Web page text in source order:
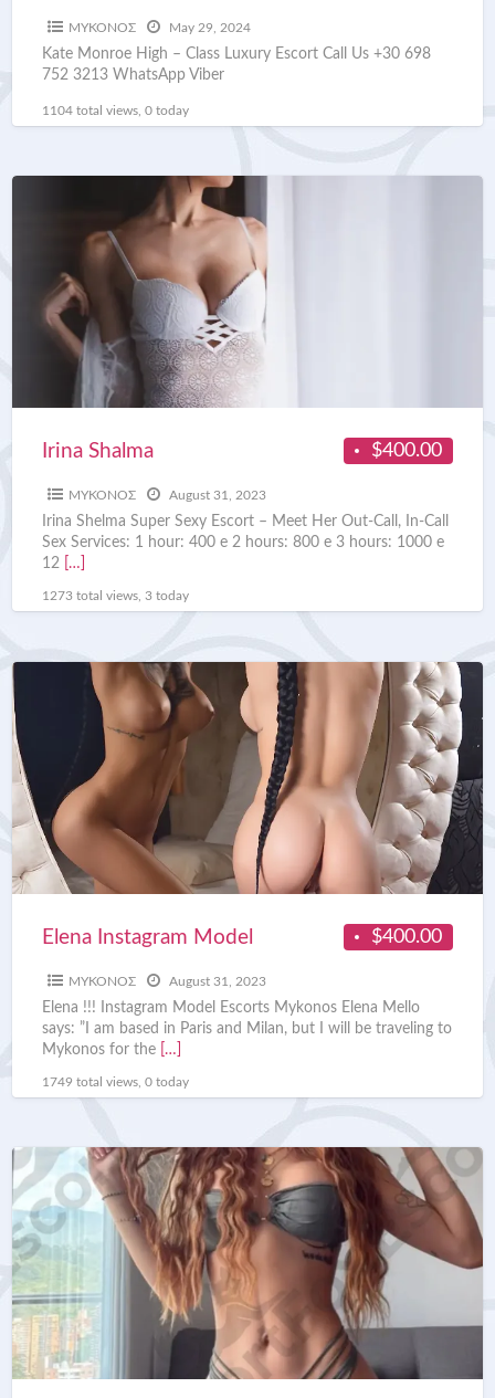
ΜΥΚΟΝΟΣ May 29, 2024
Kate Monroe High – Class Luxury Escort Call Us +30 698
752 3213 WhatsApp Viber
1104 total views, 0 today
$400.00
Irina Shalma
ΜΥΚΟΝΟΣ August 31, 2023
Irina Shelma Super Sexy Escort – Meet Her Out-Call, In-Call
Sex Services: 1 hour: 400 e 2 hours: 800 e 3 hours: 1000 e
12
[…]
1273 total views, 3 today
$400.00
Elena Instagram Model
ΜΥΚΟΝΟΣ August 31, 2023
Elena !!! Instagram Model Escorts Mykonos Elena Mello
says: ”I am based in Paris and Milan, but I will be traveling to
Mykonos for the
[…]
1749 total views, 0 today